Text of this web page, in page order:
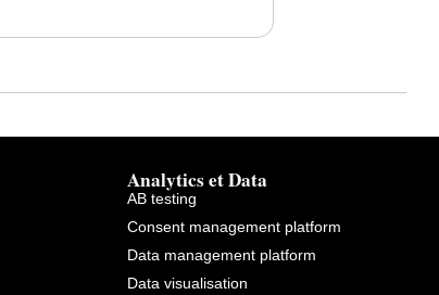
Analytics et Data
AB testing
Consent management platform
Data management platform
Data visualisation